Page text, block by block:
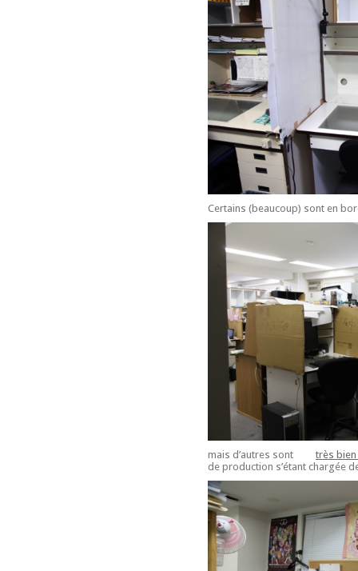
Certains (beaucoup) sont en
mais d’autres sont
très
de production s’étant chargée